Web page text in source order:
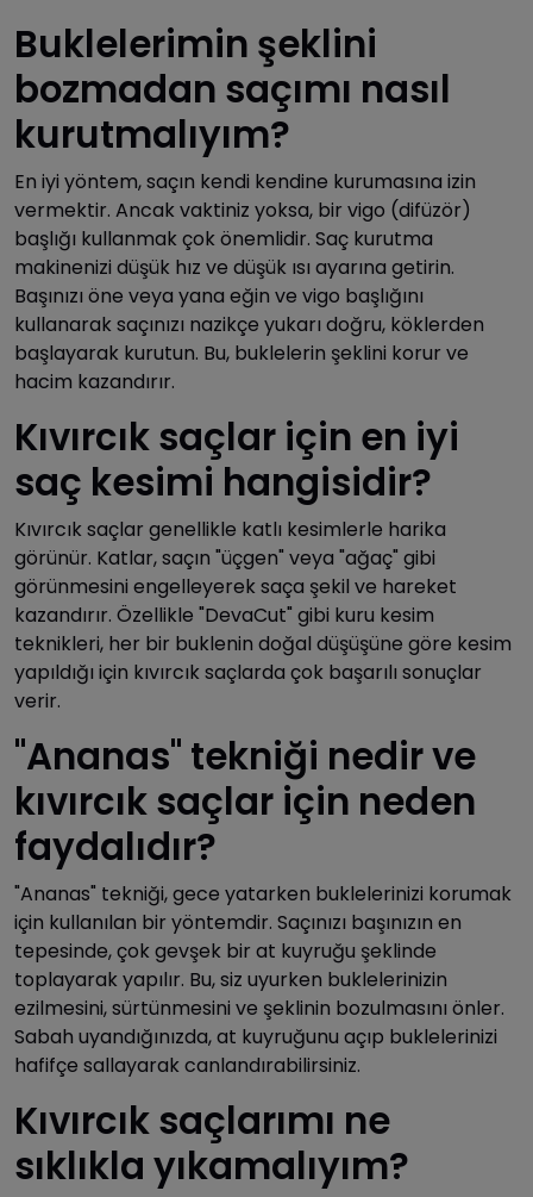
Buklelerimin şeklini
bozmadan saçımı nasıl
kurutmalıyım?
En iyi yöntem, saçın kendi kendine kurumasına izin
vermektir. Ancak vaktiniz yoksa, bir vigo (difüzör)
başlığı kullanmak çok önemlidir. Saç kurutma
makinenizi düşük hız ve düşük ısı ayarına getirin.
Başınızı öne veya yana eğin ve vigo başlığını
kullanarak saçınızı nazikçe yukarı doğru, köklerden
başlayarak kurutun. Bu, buklelerin şeklini korur ve
hacim kazandırır.
Kıvırcık saçlar için en iyi
saç kesimi hangisidir?
Kıvırcık saçlar genellikle katlı kesimlerle harika
görünür. Katlar, saçın "üçgen" veya "ağaç" gibi
görünmesini engelleyerek saça şekil ve hareket
kazandırır. Özellikle "DevaCut" gibi kuru kesim
teknikleri, her bir buklenin doğal düşüşüne göre kesim
yapıldığı için kıvırcık saçlarda çok başarılı sonuçlar
verir.
"Ananas" tekniği nedir ve
kıvırcık saçlar için neden
faydalıdır?
"Ananas" tekniği, gece yatarken buklelerinizi korumak
için kullanılan bir yöntemdir. Saçınızı başınızın en
tepesinde, çok gevşek bir at kuyruğu şeklinde
toplayarak yapılır. Bu, siz uyurken buklelerinizin
ezilmesini, sürtünmesini ve şeklinin bozulmasını önler.
Sabah uyandığınızda, at kuyruğunu açıp buklelerinizi
hafifçe sallayarak canlandırabilirsiniz.
Kıvırcık saçlarımı ne
sıklıkla yıkamalıyım?